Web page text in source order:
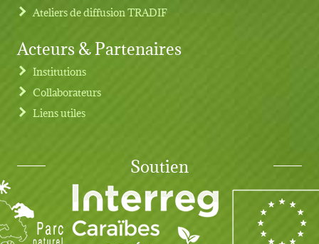
Ateliers de diffusion TRADIF
Acteurs & Partenaires
Institutions
Collaborateurs
Liens utiles
Soutien